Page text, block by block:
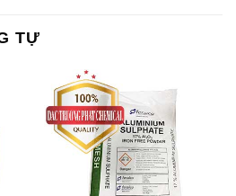
Phèn Nhôm – Al2(SO4)3 17%
Ấn Độ India